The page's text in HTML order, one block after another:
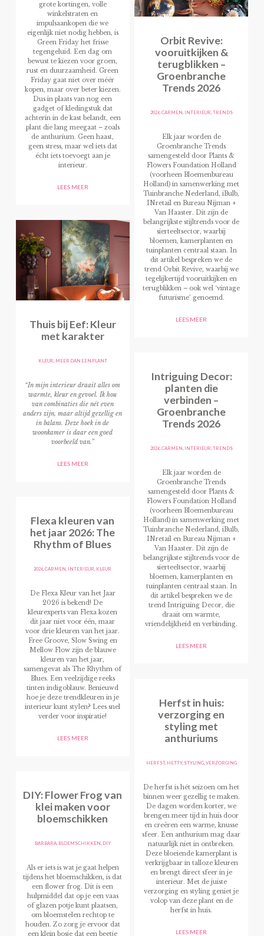
grote kortingen, volle
winkelstraten en
impulsaankopen die we
eigenlijk niet nodig hebben, is
Green Friday het frisse
tegengeluid. Een dag om
bewust te kiezen voor groen,
rust en duurzaamheid. Green
Friday gaat niet over méér
kopen, maar over beter kiezen.
Dus in plaats van nog een
gadget of kledingstuk dat
achterin in de kast belandt, een
plant die lang meegaat – zoals
de anthurium. Geen haast,
geen stress, maar wel iets dat
écht iets toevoegt aan je
interieur.
LEES MEER
Thuis bij Eef: Kleur
met karakter
KLEUR, MEER DAN EEN PLANT
“In mijn interieur draait alles om
warmte, kleur en gevoel. Ik hou
van combinaties die nét even
anders zijn, maar altijd gezellig en
in balans. Deze hoek in de
woonkamer is daar een goed
voorbeeld van.”
LEES MEER
Flexa kleuren van
het jaar 2026: The
Rhythm of Blues
2026,CARMEN, INTERIEUR, KLEUR
De Flexa Kleur van het Jaar
2026 is bekend! De
kleurexperts van Flexa kozen
dit jaar niet voor één, maar
voor drie kleuren van het jaar.
Free Groove, Slow Swing en
Mellow Flow zijn de blauwe
kleuren van het jaar,
samengevat als The Rhythm of
Blues. Een veelzijdige reeks
tinten indigoblauw. Benieuwd
hoe je deze trendkleuren in je
interieur kunt stylen? Lees snel
verder voor inspiratie!
LEES MEER
DIY: Flower Frog van
klei maken voor
bloemschikken
BARBARA, BLOEMSCHIKKEN DIY
Als er iets is wat je gaat helpen
tijdens het bloemschikken, is dat
een flower frog. Dit is een
hulpmiddel dat op je een vaas
of glazen potje kunt plaatsen,
om bloemstelen rechtop te
houden. Zo zorg je ervoor dat
een klein bosje dat een beetje
Orbit Revive:
vooruitkijken &
terugblikken –
Groenbranche
Trends 2026
2026,CARMEN, INTERIEUR,TRENDS
Elk jaar worden de
Groenbranche Trends
samengesteld door Plants &
Flowers Foundation Holland
(voorheen Bloemenbureau
Holland) in samenwerking met
Tuinbranche Nederland, iBulb,
INretail en Bureau Nijman +
Van Haaster. Dit zijn de
belangrijkste stijltrends voor de
sierteeltsector, waarbij
bloemen, kamerplanten en
tuinplanten centraal staan. In
dit artikel bespreken we de
trend Orbit Revive, waarbij we
tegelijkertijd vooruitkijken en
terugblikken – ook wel ‘vintage
futurisme’ genoemd.
LEES MEER
Intriguing Decor:
planten die
verbinden –
Groenbranche
Trends 2026
2026,CARMEN, INTERIEUR,TRENDS
Elk jaar worden de
Groenbranche Trends
samengesteld door Plants &
Flowers Foundation Holland
(voorheen Bloemenbureau
Holland) in samenwerking met
Tuinbranche Nederland, iBulb,
INretail en Bureau Nijman +
Van Haaster. Dit zijn de
belangrijkste stijltrends voor de
sierteeltsector, waarbij
bloemen, kamerplanten en
tuinplanten centraal staan. In
dit artikel bespreken we de
trend Intriguing Decor, die
draait om warmte,
vriendelijkheid en verbinding.
LEES MEER
Herfst in huis:
verzorging en
styling met
anthuriums
HERFST, HETTY, STYLING, VERZORGING
De herfst is hét seizoen om het
binnen weer gezellig te maken.
De dagen worden korter, we
brengen meer tijd in huis door
en creëren een warme, knusse
sfeer. Een anthurium mag daar
natuurlijk niet in ontbreken.
Deze bloeiende kamerplant is
verkrijgbaar in talloze kleuren
en brengt direct sfeer in je
interieur. Met de juiste
verzorging en styling geniet je
volop van deze plant en de
herfst in huis.
LEES MEER